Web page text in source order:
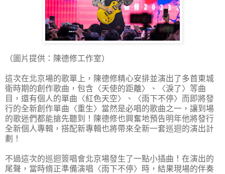
（圖片提供：陳德修工作室）
這次在北京場的歌單上，陳德修精心安排並演出了多首東城
衛時期的創作歌曲，包含〈天使的距離〉、〈淚了〉等曲
目，還有個人的單曲〈紅色天空〉、〈雨下不停〉而即將發
行的全新創作單曲〈重生〉當然是必唱的歌曲之一，讓到場
的歌迷們都能搶先聽到！陳德修也興奮地預告明年他將發行
全新個人專輯，搭配新專輯也將帶來全新一套巡迴的演出計
劃！
不過這次的巡迴簽唱會北京場發生了一點小插曲！在演出的
尾聲，當時脩正準備演唱〈雨下不停〉時，結果現場的伴奏